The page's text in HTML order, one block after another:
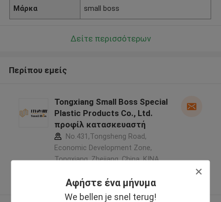
Αφήστε ένα μήνυμα
We bellen je snel terug!
Μάρκα small boss
Δείτε περισσότερων
Περίπου εμείς
Tongxiang Small Boss Special
Plastic Products Co., Ltd.
προφίλ κατασκευαστή
No.431,Tongsheng Road,
Economic Development Zone,
Tongxiang, Zhejiang, China ,ΚΙΝΑ
Ελεγχμένος προμηθευτής